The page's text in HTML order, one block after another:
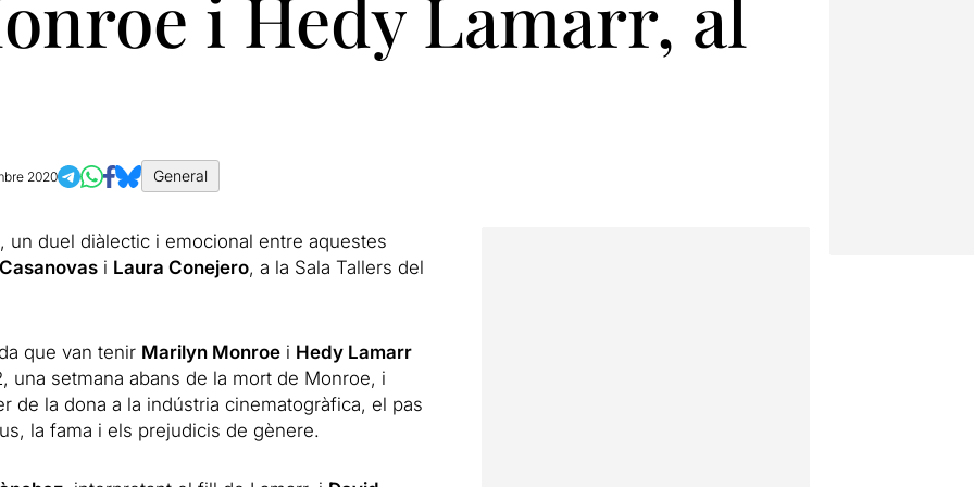
i Hedy Lamarr, al
2020 General
, un duel diàlectic i emocional entre aquestes
i Laura Conejero, a la Sala Tallers del
que van tenir Marilyn Monroei Hedy Lamarr
una setmana abans de la mort de Monroe, i
de la dona a la indústria cinematogràfica, el pas
la fama i els prejudicis de gènere.